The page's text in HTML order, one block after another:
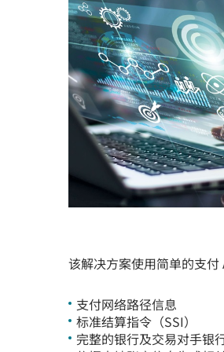
该解决方案使用简单的支
支付网络路径信息
标准结算指令（SSI）
完整的银行及交易对手银